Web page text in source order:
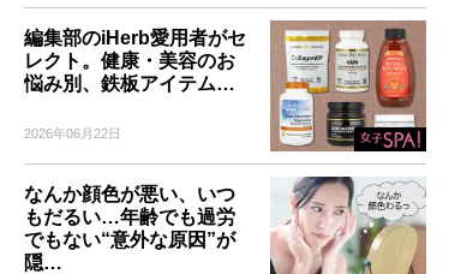
編集部のiHerb愛用者がセ
レクト。健康・美容のお
悩み別、鉄板アイテム…
2026年06月22日
なんか顔色が悪い、いつ
もだるい…年齢でも過労
でもない“意外な原因”が
隠…